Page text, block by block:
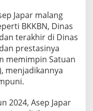
Japar malang
BKKBN, Dinas
terakhir di Dinas
prestasinya
memimpin Satuan
menjadikannya
2024, Asep Japar